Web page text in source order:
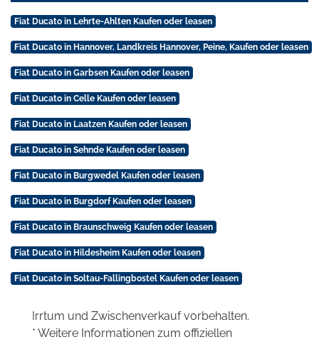
Fiat Ducato in Lehrte-Ahlten Kaufen oder leasen
Fiat Ducato in Hannover, Landkreis Hannover, Peine, Kaufen oder leasen
Fiat Ducato in Garbsen Kaufen oder leasen
Fiat Ducato in Celle Kaufen oder leasen
Fiat Ducato in Laatzen Kaufen oder leasen
Fiat Ducato in Sehnde Kaufen oder leasen
Fiat Ducato in Burgwedel Kaufen oder leasen
Fiat Ducato in Burgdorf Kaufen oder leasen
Fiat Ducato in Braunschweig Kaufen oder leasen
Fiat Ducato in Hildesheim Kaufen oder leasen
Fiat Ducato in Soltau-Fallingbostel Kaufen oder leasen
Irrtum und Zwischenverkauf vorbehalten.
* Weitere Informationen zum offiziellen